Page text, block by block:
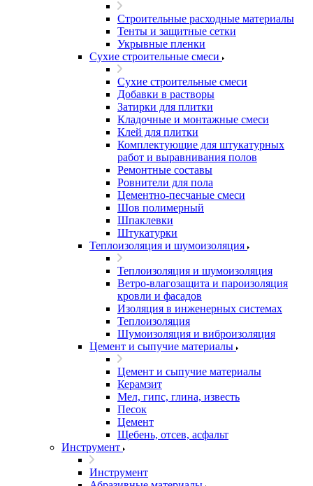
Строительные расходные материалы
Тенты и защитные сетки
Укрывные пленки
Сухие строительные смеси
Сухие строительные смеси
Добавки в растворы
Затирки для плитки
Кладочные и монтажные смеси
Клей для плитки
Комплектующие для штукатурных
работ и выравнивания полов
Ремонтные составы
Ровнители для пола
Цементно-песчаные смеси
Шов полимерный
Шпаклевки
Штукатурки
Теплоизоляция и шумоизоляция
Теплоизоляция и шумоизоляция
Ветро-влагозащита и пароизоляция
кровли и фасадов
Изоляция в инженерных системах
Теплоизоляция
Шумоизоляция и виброизоляция
Цемент и сыпучие материалы
Цемент и сыпучие материалы
Керамзит
Мел, гипс, глина, известь
Песок
Цемент
Щебень, отсев, асфальт
Инструмент
Инструмент